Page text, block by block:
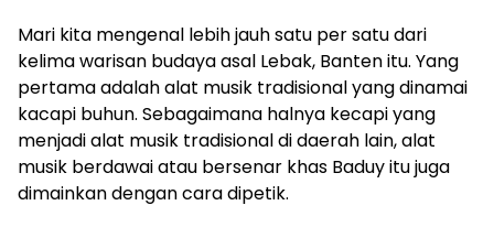
Mari kita mengenal lebih jauh satu per satu dari
kelima warisan budaya asal Lebak, Banten itu. Yang
pertama adalah alat musik tradisional yang dinamai
kacapi buhun. Sebagaimana halnya kecapi yang
menjadi alat musik tradisional di daerah lain, alat
musik berdawai atau bersenar khas Baduy itu juga
dimainkan dengan cara dipetik.